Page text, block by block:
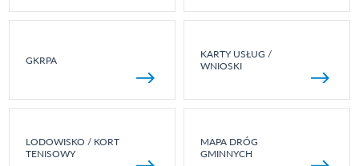
GKRPA
KARTY USŁUG /
WNIOSKI
LODOWISKO / KORT
TENISOWY
MAPA DRÓG
GMINNYCH